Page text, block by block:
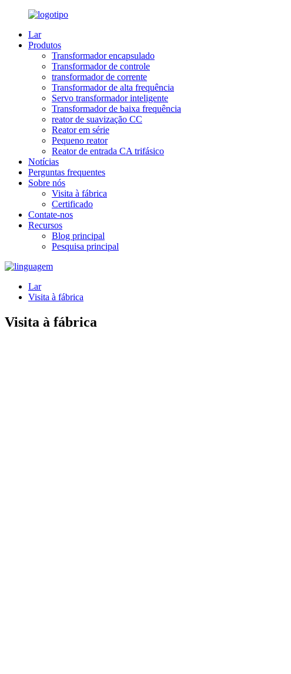
Lar
Produtos
Transformador encapsulado
Transformador de controle
transformador de corrente
Transformador de alta frequência
Servo transformador inteligente
Transformador de baixa frequência
reator de suavização CC
Reator em série
Pequeno reator
Reator de entrada CA trifásico
Notícias
Perguntas frequentes
Sobre nós
Visita à fábrica
Certificado
Contate-nos
Recursos
Blog principal
Pesquisa principal
Lar
Visita à fábrica
Visita à fábrica